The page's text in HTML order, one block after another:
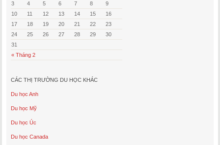
« Tháng 2
3
4 5 6 7 8
9
10
11 12 13 14 15
16
17
18 19 20 21 22
23
24
25 26 27 28 29
30
31
CÁC THỊ TRƯỜNG DU HỌC KHÁC
Du học Anh
Du học Mỹ
Du học Úc
Du học Canada